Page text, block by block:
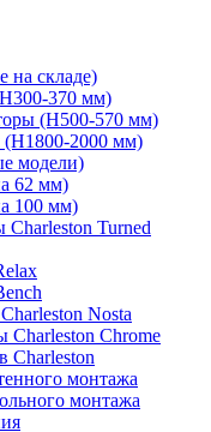
на складе)
370 мм)
(H500-570 мм)
(H1800-2000 мм)
модели)
62 мм)
100 мм)
Charleston Turned
Nosta
Charleston Chrome
Charleston
монтажа
монтажа